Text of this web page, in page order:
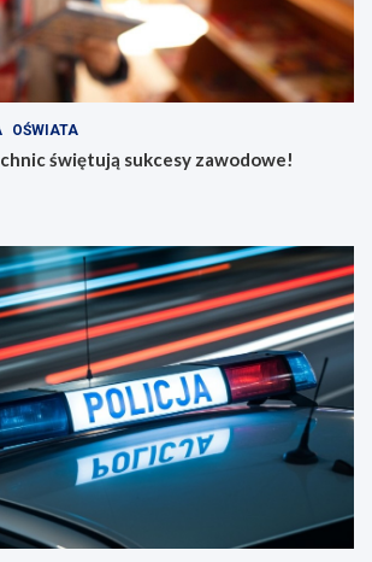
OŚWIATA
świętują sukcesy zawodowe!